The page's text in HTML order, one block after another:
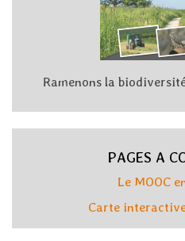
Ramenons la
PAGES A
Le MOOC
Carte